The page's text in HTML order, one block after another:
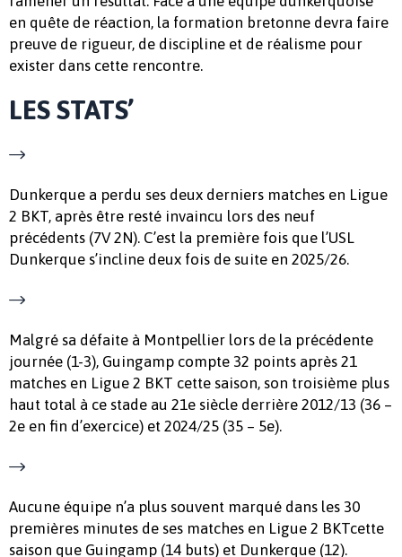
en quête de réaction, la formation bretonne devra faire
preuve de rigueur, de discipline et de réalisme pour
exister dans cette rencontre.
LES STATS’
Dunkerque a perdu ses deux derniers matches en Ligue
2 BKT, après être resté invaincu lors des neuf
précédents (7V 2N). C’est la première fois que l’USL
Dunkerque s’incline deux fois de suite en 2025/26.
Malgré sa défaite à Montpellier lors de la précédente
journée (1-3), Guingamp compte 32 points après 21
matches en Ligue 2 BKT cette saison, son troisième plus
haut total à ce stade au 21e siècle derrière 2012/13 (36 –
2e en fin d’exercice) et 2024/25 (35 – 5e).
Aucune équipe n’a plus souvent marqué dans les 30
premières minutes de ses matches en Ligue 2 BKTcette
saison que Guingamp (14 buts) et Dunkerque (12).